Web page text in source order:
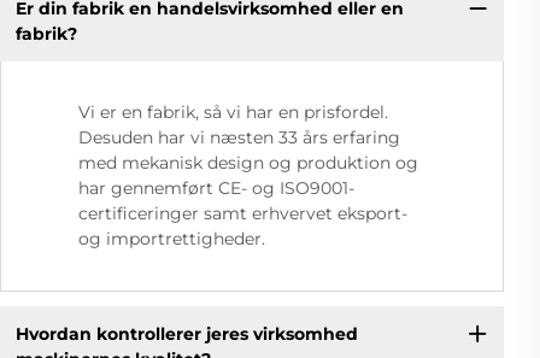
Er din fabrik en handelsvirksomhed eller en
fabrik?
Vi er en fabrik, så vi har en prisfordel.
Desuden har vi næsten 33 års erfaring
med mekanisk design og produktion og
har gennemført CE- og ISO9001-
certificeringer samt erhvervet eksport-
og importrettigheder.
Hvordan kontrollerer jeres virksomhed